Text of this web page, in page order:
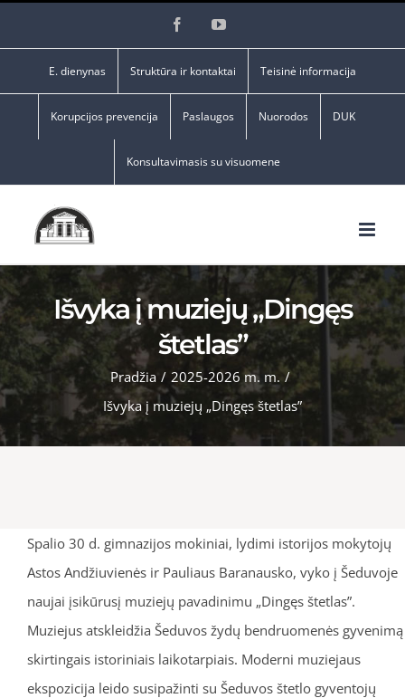
FacebookYouTube
E. dienynas Struktūra ir kontaktai Teisinė informacija
Korupcijos prevencija Paslaugos Nuorodos DUK
Konsultavimasis su visuomene
Išvyka į muziejų „Dingęs
štetlas”
Pradžia / 2025-2026 m. m. /
Išvyka į muziejų „Dingęs štetlas”
Spalio 30 d. gimnazijos mokiniai, lydimi istorijos mokytojų
Astos Andžiuvienės ir Pauliaus Baranausko, vyko į Šeduvoje
naujai įsikūrusį muziejų pavadinimu „Dingęs štetlas”.
Muziejus atskleidžia Šeduvos žydų bendruomenės gyvenimą
skirtingais istoriniais laikotarpiais. Moderni muziejaus
ekspozicija leido susipažinti su Šeduvos štetlo gyventojų